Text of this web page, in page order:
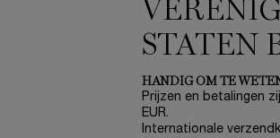
STATEN
HANDIG OM TE
Prijzen en betalingen
EUR.
Internationale